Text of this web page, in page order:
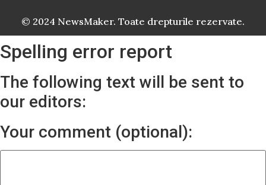
© 2024 NewsMaker. Toate drepturile rezervate.
Spelling error report
The following text will be sent to
our editors:
Your comment (optional):